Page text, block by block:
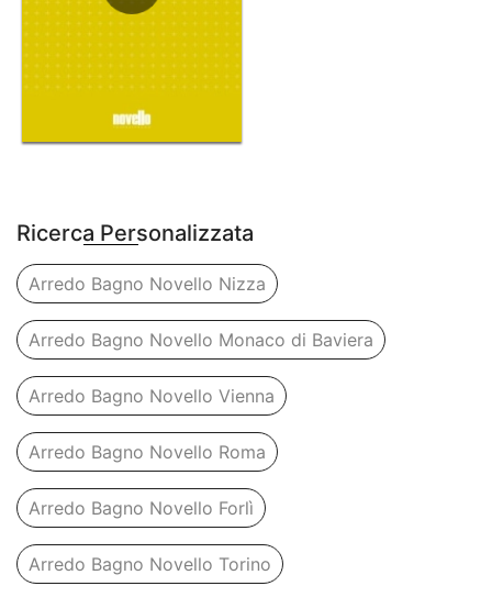
Ricerca Personalizzata
Arredo Bagno Novello Nizza
Arredo Bagno Novello Monaco di Baviera
Arredo Bagno Novello Vienna
Arredo Bagno Novello Roma
Arredo Bagno Novello Forlì
Arredo Bagno Novello Torino